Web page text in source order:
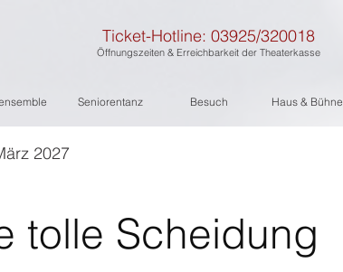
Ticket-Hotline: 03925/320018
Öffnungszeiten & Erreichbarkeit der Theaterkasse
Seniorentanz Besuch Haus & Bühne
2027
tolle Scheidung